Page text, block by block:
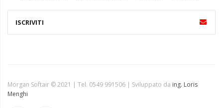
Morgan Softair © 2021 | Tel. 0549 991506 | Sviluppato da ing. Loris
Menghi